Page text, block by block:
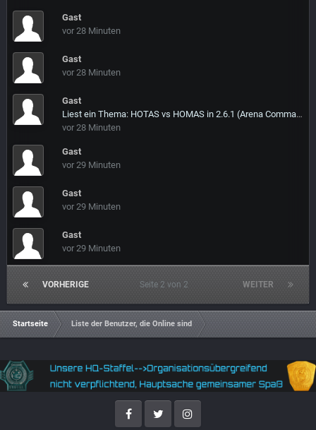
Gast
vor 28 Minuten
Gast
vor 28 Minuten
Gast
Liest ein Thema: HOTAS vs HOMAS in 2.6.1 (Arena Commander)
vor 28 Minuten
Gast
vor 29 Minuten
Gast
vor 29 Minuten
Gast
vor 29 Minuten
VORHERIGE WEITER
Seite 2 von 2
Startseite Liste der Benutzer, die Online sind
FacebookTwitter Instagram